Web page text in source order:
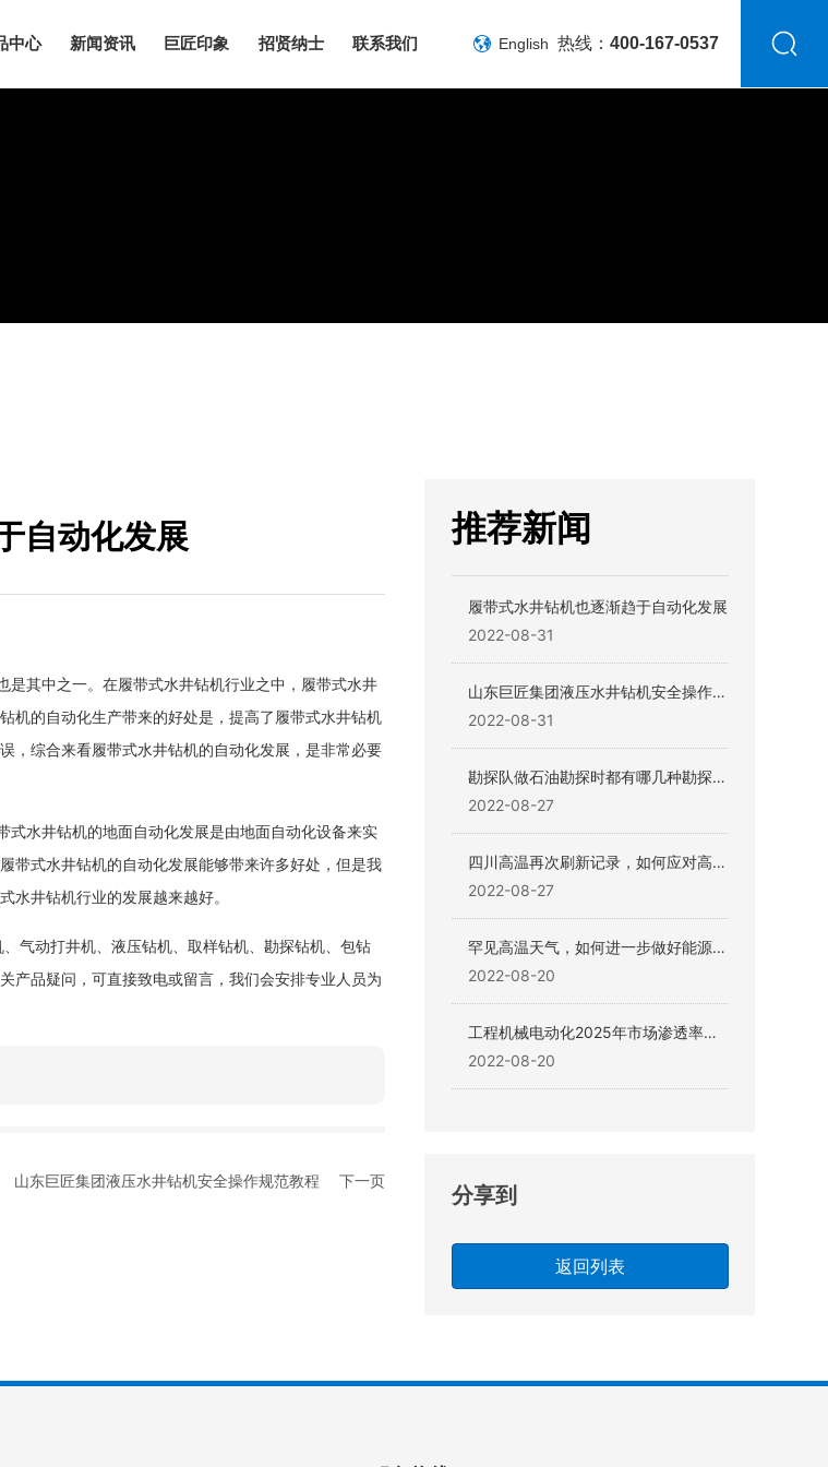
中心 新闻资讯 巨匠印象 招贤纳士 联系我们 English 热线： 400-167-0537
自动化发展
其中之一。在履带式水井钻机行业之中，履带式水井
机的自动化生产带来的好处是，提高了履带式水井钻机
，综合来看履带式水井钻机的自动化发展，是非常必要
水井钻机的地面自动化发展是由地面自动化设备来实
带式水井钻机的自动化发展能够带来许多好处，但是我
水井钻机行业的发展越来越好。
气动打井机、液压钻机、取样钻机、勘探钻机、包钻
产品疑问，可直接致电或留言，我们会安排专业人员为
山东巨匠集团液压水井钻机安全操作规范教程 下一页
推荐新闻
履带式水井钻机也逐渐趋于自动化发展
2022-08-31
山东巨匠集团液压水井钻机安全操作规
范教程
2022-08-31
勘探队做石油勘探时都有哪几种勘探方
式？
2022-08-27
四川高温再次刷新记录，如何应对高温
天气？
2022-08-27
罕见高温天气，如何进一步做好能源电
力供应保障工作
2022-08-20
工程机械电动化2025年市场渗透率能
达25%
2022-08-20
分享到
返回列表